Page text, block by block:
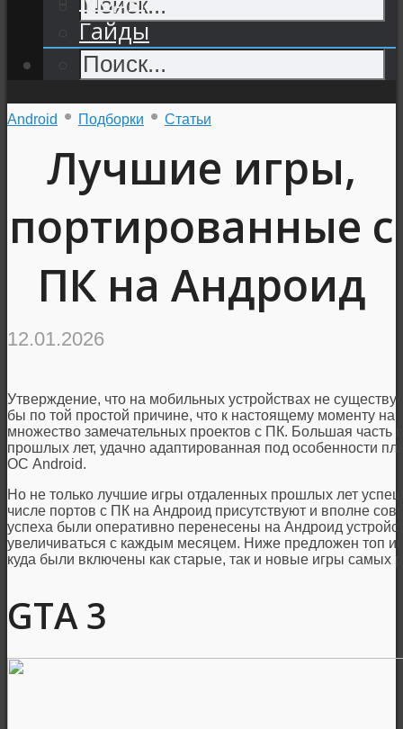
Гайды
Android • Подборки • Статьи
Лучшие игры,
портированные с
ПК на Андроид
12.01.2026
Утверждение, что на мобильных устройствах не
бы по той простой причине, что к настоящему моменту
множество замечательных проектов с ПК. Большая часть
прошлых лет, удачно адаптированная под особенности
ОС Android.
Но не только лучшие игры отдаленных прошлых лет
числе портов с ПК на Андроид присутствуют и вполне
успеха были оперативно перенесены на Андроид
увеличиваться с каждым месяцем. Ниже предложен топ
куда были включены как старые, так и новые игры самых
GTA 3